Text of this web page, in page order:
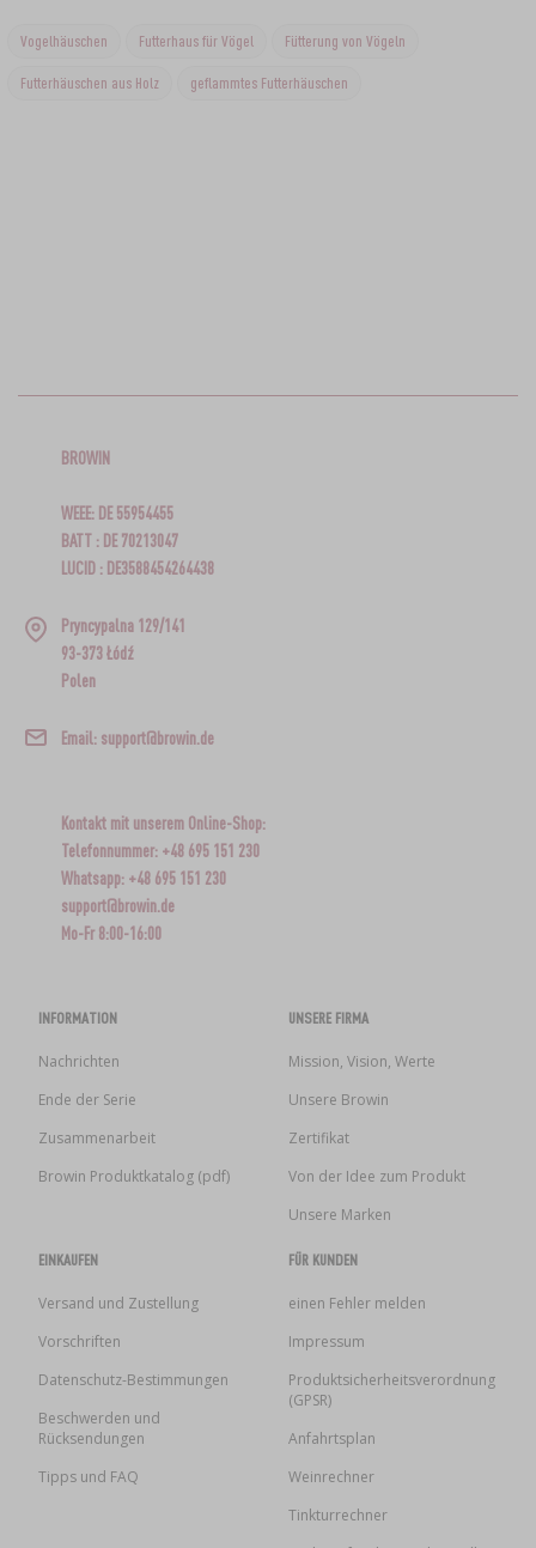
Vogelhäuschen Futterhaus für Vögel Fütterung von Vögeln
Futterhäuschen aus Holz geflammtes Futterhäuschen
BROWIN
WEEE: DE 55954455
BATT : DE 70213047
LUCID : DE3588454264438
Pryncypalna 129/141
93-373 Łódź
Polen
Email: support@browin.de
Kontakt mit unserem Online-Shop:
Telefonnummer: +48 695 151 230
Whatsapp: +48 695 151 230
support@browin.de
Mo-Fr 8:00-16:00
INFORMATION
Nachrichten
Ende der Serie
Zusammenarbeit
Browin Produktkatalog (pdf)
UNSERE FIRMA
Mission, Vision, Werte
Unsere Browin
Zertifikat
Von der Idee zum Produkt
Unsere Marken
EINKAUFEN
Versand und Zustellung
Vorschriften
Datenschutz-Bestimmungen
Beschwerden und
Rücksendungen
Tipps und FAQ
FÜR KUNDEN
einen Fehler melden
Impressum
Produktsicherheitsverordnung
(GPSR)
Anfahrtsplan
Weinrechner
Tinkturrechner